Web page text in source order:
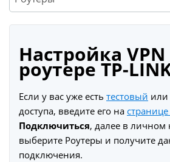
Настройка VPN
роутере TP-
Если у вас уже есть тестовый или
доступа, введите его на странице
Подключиться, далее в личном
выберите Роутеры и получите
подключения.